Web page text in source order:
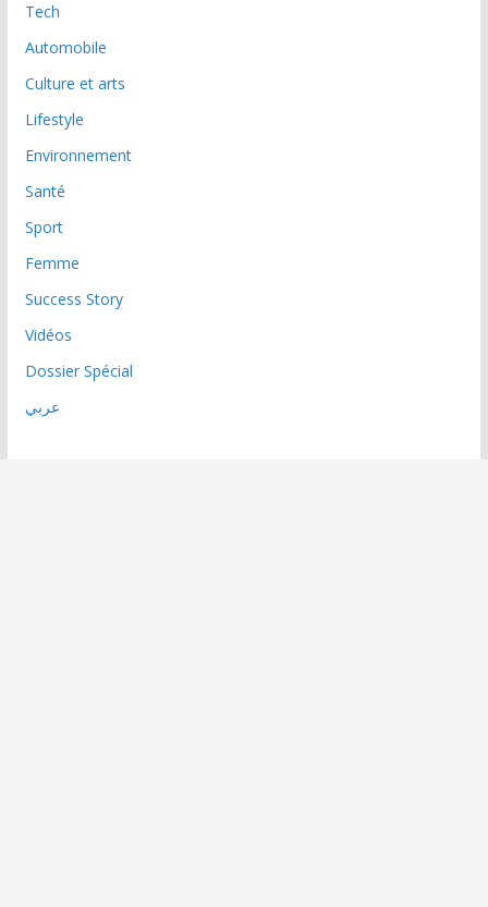
Tech
Automobile
Culture et arts
Lifestyle
Environnement
Santé
Sport
Femme
Success Story
Vidéos
Dossier Spécial
عربي